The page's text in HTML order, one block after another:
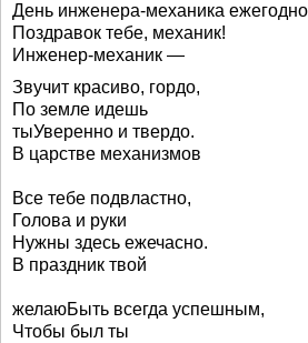
День инженера-механика
Поздравок тебе, механик!
Инженер-механик —
Звучит красиво, гордо,
По земле идешь
тыУверенно и твердо.
В царстве механизмов
Все тебе подвластно,
Голова и руки
Нужны здесь ежечасно.
В праздник твой
желаюБыть всегда успешным,
Чтобы был ты